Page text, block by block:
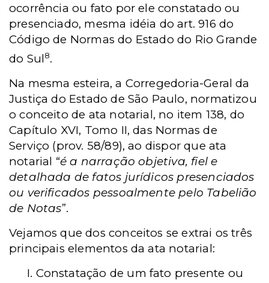
ocorrência ou fato por ele constatado ou
presenciado, mesma idéia do art. 916 do
Código de Normas do Estado do Rio Grande
do Sul8.
Na mesma esteira, a Corregedoria-Geral da
Justiça do Estado de São Paulo, normatizou
o conceito de ata notarial, no item 138, do
Capítulo XVI, Tomo II, das Normas de
Serviço (prov. 58/89), ao dispor que ata
notarial “é a narração objetiva, fiel e
detalhada de fatos jurídicos presenciados
ou verificados pessoalmente pelo Tabelião
de Notas”.
Vejamos que dos conceitos se extrai os três
principais elementos da ata notarial:
I. Constatação de um fato presente ou